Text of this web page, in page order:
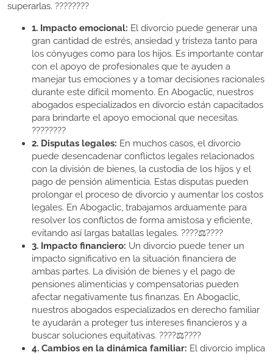
superarlas. ????????
1. Impacto emocional: El divorcio puede generar una
gran cantidad de estrés, ansiedad y tristeza tanto para
los cónyuges como para los hijos. Es importante contar
con el apoyo de profesionales que te ayuden a
manejar tus emociones y a tomar decisiones racionales
durante este difícil momento. En Abogaclic, nuestros
abogados especializados en divorcio están capacitados
para brindarte el apoyo emocional que necesitas.
????????
2. Disputas legales: En muchos casos, el divorcio
puede desencadenar conflictos legales relacionados
con la división de bienes, la custodia de los hijos y el
pago de pensión alimenticia. Estas disputas pueden
prolongar el proceso de divorcio y aumentar los costos
legales. En Abogaclic, trabajamos arduamente para
resolver los conflictos de forma amistosa y eficiente,
evitando así largas batallas legales. ????⚖️????
3. Impacto financiero: Un divorcio puede tener un
impacto significativo en la situación financiera de
ambas partes. La división de bienes y el pago de
pensiones alimenticias y compensatorias pueden
afectar negativamente tus finanzas. En Abogaclic,
nuestros abogados especializados en derecho familiar
te ayudarán a proteger tus intereses financieros y a
buscar soluciones equitativas. ????⚖️????
4. Cambios en la dinámica familiar: El divorcio implica